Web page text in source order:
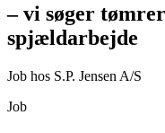
– vi søger
spjældarbejde
Job hos S.P. Jensen A/S
Job